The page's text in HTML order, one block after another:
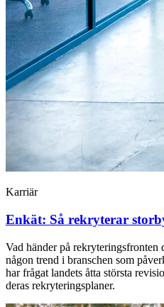
Karriär
Enkät: Så rekryterar
Vad händer på rekryteringsfronten
någon trend i branschen som
har frågat landets åtta största
deras rekryteringsplaner.